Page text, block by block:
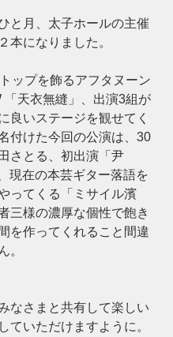
と月、太子ホールの主催
本になりました。
ップを飾るアフタヌーン
「天衣無縫」、出演3組が
良いステージを観せてく
付けた今回の公演は、30
さとる、初出演「尹
現在の本芸ギター落語を
ってくる「ミサイル濱
三様の濃厚な個性で飽き
を作ってくれること間違
。
なさまと共有して楽しい
ていただけますように。